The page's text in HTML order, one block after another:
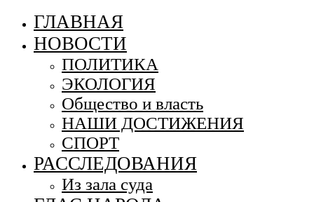
ГЛАВНАЯ
НОВОСТИ
ПОЛИТИКА
ЭКОЛОГИЯ
Общество и власть
НАШИ ДОСТИЖЕНИЯ
СПОРТ
РАССЛЕДОВАНИЯ
Из зала суда